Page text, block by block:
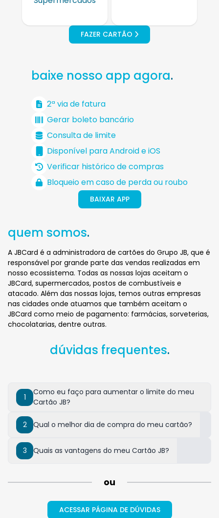
FAZER CARTÃO
baixe nosso app agora.
2ª via de fatura
Gerar boleto bancário
Consulta de limite
Disponível para Android e iOS
Verificar histórico de compras
Bloqueio em caso de perda ou roubo
BAIXAR APP
quem somos.
A JBCard é a administradora de cartões do Grupo JB, que é
responsável por grande parte das vendas realizadas em
nosso ecossistema. Todas as nossas lojas aceitam o
JBCard, supermercados, postos de combustíveis e
atacado. Além das nossas lojas, temos outras empresas
nas cidades onde atuamos que também aceitam o
JBCard como meio de pagamento: farmácias, sorveterias,
chocolatarias, dentre outras.
dúvidas frequentes.
1
Como eu faço para aumentar o limite do meu
Cartão JB?
2 Qual o melhor dia de compra do meu cartão?
3 Quais as vantagens do meu Cartão JB?
ou
ACESSAR PÁGINA DE DÚVIDAS